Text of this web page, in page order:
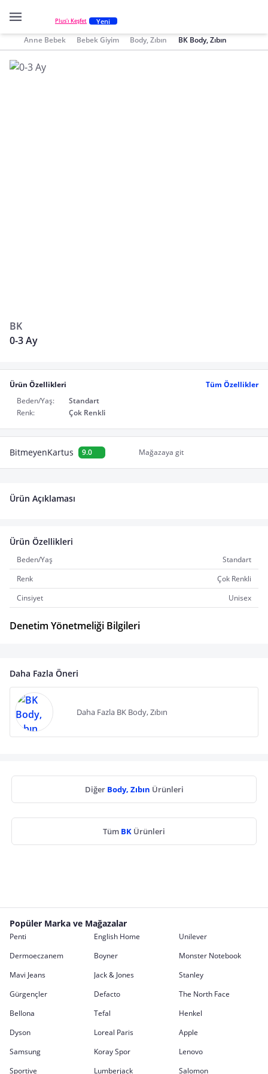
Plus'ı Keşfet Yeni
Anne Bebek Bebek Giyim Body, Zıbın BK Body, Zıbın
BK
0-3 Ay
Ürün Özellikleri
Tüm Özellikler
Beden/Yaş:
Standart
Renk:
Çok Renkli
BitmeyenKartus 9.0 Mağazaya git
Ürün Açıklaması
Ürün Özellikleri
Beden/Yaş
Standart
Renk
Çok Renkli
Cinsiyet
Unisex
Denetim Yönetmeliği Bilgileri
Daha Fazla Öneri
Daha Fazla BK Body, Zıbın
Diğer Body, Zıbın Ürünleri
Tüm BK Ürünleri
Popüler Marka ve Mağazalar
Penti English Home
Unilever
Dermoeczanem
Boyner
Monster Notebook
Mavi Jeans
Jack & Jones
Stanley
Gürgençler
Defacto
The North Face
Bellona
Tefal
Henkel
Dyson
Loreal Paris
Apple
Samsung
Koray Spor
Lenovo
Sportive
Lumberjack Salomon